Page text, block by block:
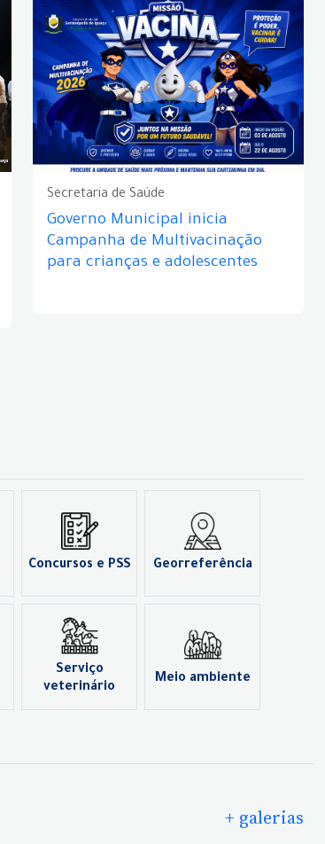
Secretaria de Saúde
Governo Municipal inicia
Campanha de Multivacinação
para crianças e adolescentes
Concursos e PSS Georreferência
Serviço
veterinário
Meio ambiente
+ galerias